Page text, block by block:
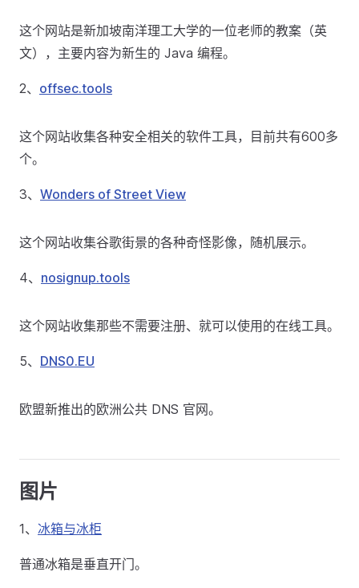
这个网站是新加坡南洋理工大学的一位老师的教案（英
文），主要内容为新生的 Java 编程。
2、 offsec.tools
这个网站收集各种安全相关的软件工具，目前共有600多
个。
3、 Wonders of Street View
这个网站收集谷歌街景的各种奇怪影像，随机展示。
4、 nosignup.tools
这个网站收集那些不需要注册、就可以使用的在线工具。
5、 DNS0.EU
欧盟新推出的欧洲公共 DNS 官网。
图片
1、 冰箱与冰柜
普通冰箱是垂直开门。